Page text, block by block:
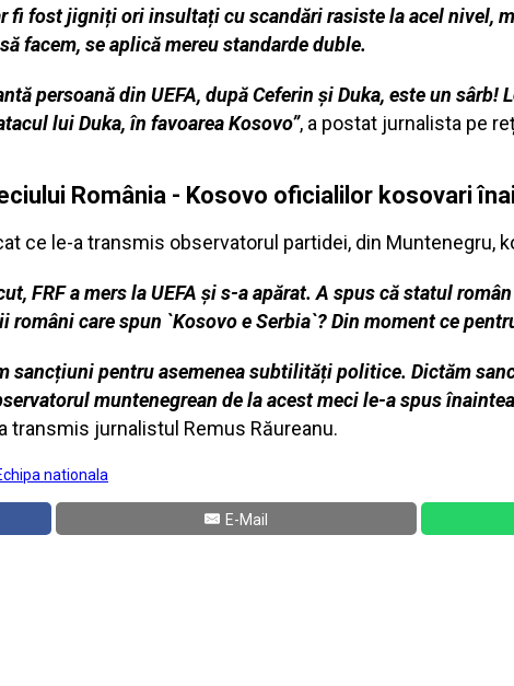
fi fost jigniți ori insultați cu scandări rasiste la acel nivel,
facem, se aplică mereu standarde duble.
persoană din UEFA, după Ceferin și Duka, este un
lui Duka, în favoarea Kosovo”, a postat jurnalista pe
România - Kosovo oficialilor kosovari
ce le-a transmis observatorul partidei, din Muntenegru,
FRF a mers la UEFA și s-a apărat. A spus că statul
care spun `Kosovo e Serbia`? Din moment ce
sancțiuni pentru asemenea subtilități politice. Dictăm
muntenegrean de la acest meci le-a spus
transmis jurnalistul Remus Răureanu.
nationala
E-Mail